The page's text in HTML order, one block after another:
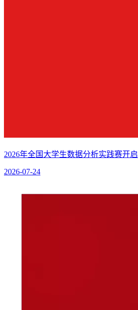
2026年全国大学生数据分析实践赛开启
2026-07-24